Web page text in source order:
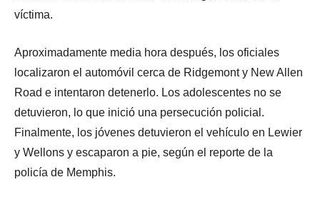
víctima.
Aproximadamente media hora después, los oficiales
localizaron el automóvil cerca de Ridgemont y New Allen
Road e intentaron detenerlo. Los adolescentes no se
detuvieron, lo que inició una persecución policial.
Finalmente, los jóvenes detuvieron el vehículo en Lewier
y Wellons y escaparon a pie, según el reporte de la
policía de Memphis.